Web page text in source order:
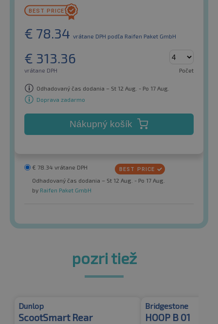
€ 78.34 vrátane DPH podľa Raifen Paket GmbH
€ 313.36
vrátane DPH Počet
Odhadovaný čas dodania – St 12 Aug. - Po 17 Aug.
Doprava zadarmo
Nákupný košík
€ 78.34 vrátane DPH
Odhadovaný čas dodania – St 12 Aug. - Po 17 Aug.
by Raifen Paket GmbH
pozri tiež
Dunlop
ScootSmart Rear
Bridgestone
HOOP B 01